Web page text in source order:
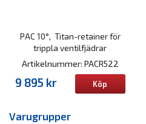
PAC 10°, Titan-retainer för
trippla ventilfjädrar
Artikelnummer: PACR522
9 895 kr Köp
Varugrupper